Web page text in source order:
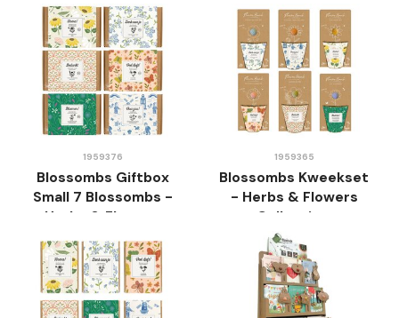
1959376
Blossombs Giftbox
Small 7 Blossombs -
Herbs & Flowers
Collectie -
verschillende
varianten
1959365
Blossombs Kweekset
- Herbs & Flowers
Collectie -
Verschillende
Varianten